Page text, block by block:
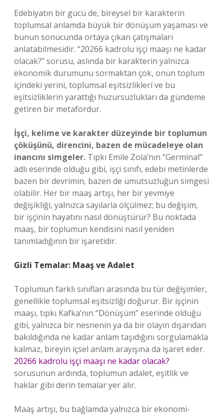
Edebiyatın bir gücü de, bireysel bir karakterin
toplumsal anlamda büyük bir dönüşüm yaşaması ve
bunun sonucunda ortaya çıkan çatışmaları
anlatabilmesidir. “20266 kadrolu işçi maaşı ne kadar
olacak?” sorusu, aslında bir karakterin yalnızca
ekonomik durumunu sormaktan çok, onun toplum
içindeki yerini, toplumsal eşitsizlikleri ve bu
eşitsizliklerin yarattığı huzursuzlukları da gündeme
getiren bir metafordur.
İşçi, kelime ve karakter düzeyinde bir toplumun
çöküşünü, direncini, bazen de mücadeleye olan
inancını simgeler. Tıpkı Emile Zola’nın “Germinal”
adlı eserinde olduğu gibi, işçi sınıfı, edebi metinlerde
bazen bir devrimin, bazen de umutsuzluğun simgesi
olabilir. Her bir maaş artışı, her bir yevmiye
değişikliği, yalnızca sayılarla ölçülmez; bu değişim,
bir işçinin hayatını nasıl dönüştürür? Bu noktada
maaş, bir toplumun kendisini nasıl yeniden
tanımladığının bir işaretidir.
Gizli Temalar: Maaş ve Adalet
Toplumun farklı sınıfları arasında bu tür değişimler,
genellikle toplumsal eşitsizliği doğurur. Bir işçinin
maaşı, tıpkı Kafka’nın “Dönüşüm” eserinde olduğu
gibi, yalnızca bir nesnenin ya da bir olayın dışarıdan
bakıldığında ne kadar anlam taşıdığını sorgulamakla
kalmaz, bireyin içsel anlam arayışına da işaret eder.
20266 kadrolu işçi maaşı ne kadar olacak?
sorusunun ardında, toplumun adalet, eşitlik ve
haklar gibi derin temalar yer alır.
Maaş artışı, bu bağlamda yalnızca bir ekonomi-